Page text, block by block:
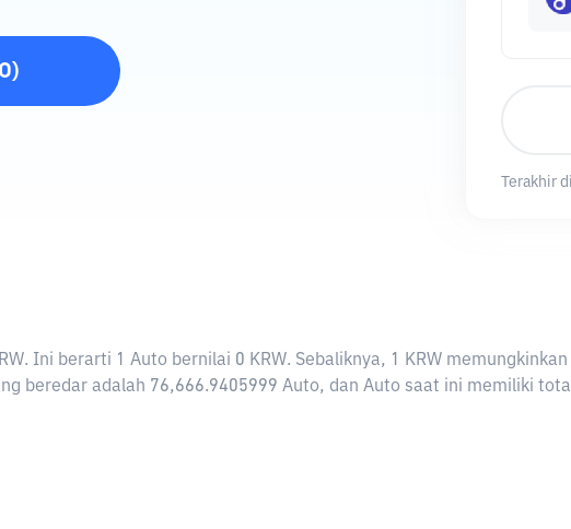
)
Terakhir
. Ini berarti 1 Auto bernilai 0 KRW. Sebaliknya, 1 KRW
beredar adalah 76,666.9405999 Auto, dan Auto saat ini memiliki